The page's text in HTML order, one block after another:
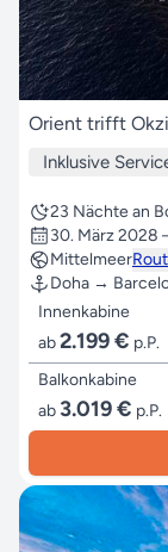
Orient trifft
Inklusive
23 Nächte an
30. März 2028
Mittelmeer
Doha →
Innenkabine
ab2.199 € p.P.
Balkonkabine
ab 3.019 € p.P.